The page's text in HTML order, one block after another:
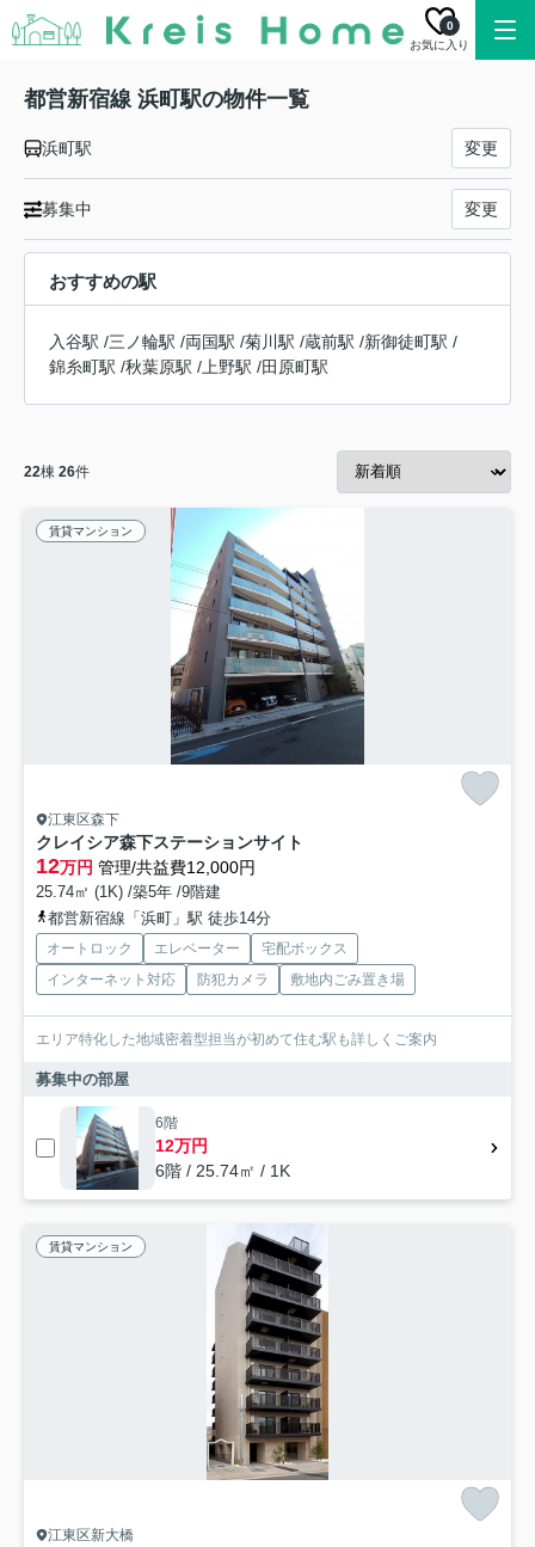
お気に入り
0
都営新宿線 浜町駅の物件一覧
浜町駅 変更
募集中 変更
おすすめの駅
入谷駅 /三ノ輪駅 /両国駅 /菊川駅 /蔵前駅 /新御徒町駅 /
錦糸町駅 /秋葉原駅 / 上野駅 /田原町駅
22棟 26件
賃貸マンション
江東区森下
クレイシア森下ステーションサイト
12万円 管理/共益費12,000円
25.74㎡ (1K) /築5年 /9階建
都営新宿線「浜町」駅 徒歩14分
オートロック エレベーター
宅配ボックス
インターネット対応
防犯カメラ 敷地内ごみ置き場
エリア特化した地域密着型担当が初めて住む駅も詳しくご案内
募集中の部屋
6階
12万円
6階 / 25.74㎡ / 1K
賃貸マンション
江東区新大橋